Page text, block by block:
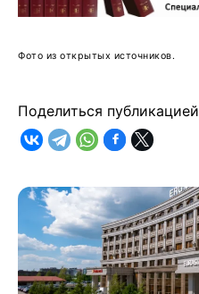
Фото из открытых источников.
Поделиться публикацией